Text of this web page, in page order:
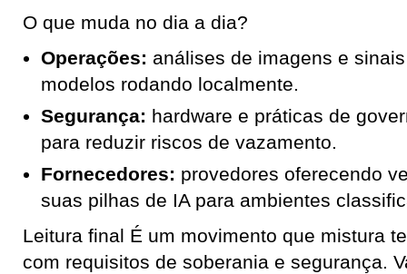
O que muda no dia a dia?
Operações: análises de imagens e
modelos rodando localmente.
Segurança: hardware e práticas de
para reduzir riscos de vazamento.
Fornecedores: provedores oferecendo
suas pilhas de IA para ambientes
Leitura final É um movimento que mistura
com requisitos de soberania e segurança.